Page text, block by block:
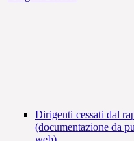
Dirigenti cessati dal
(documentazione da